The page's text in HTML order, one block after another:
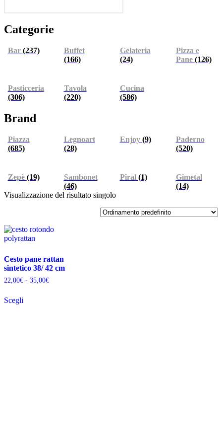
Categorie
Bar (237)
Buffet
(166)
Gelateria
(24)
Pizza e
Pane (126)
Pasticceria
(306)
Tavola
(220)
Cucina
(586)
Brand
Piazza
(685)
Legnoart
(28)
Enjoy (9)
Paderno
(520)
Zepè (19)
Sambonet
(46)
Piral (1)
Gimetal
(14)
Visualizzazione del risultato singolo
Cesto pane rattan
sintetico 38/ 42 cm
22,00€ - 35,00€Fascia
Scegli